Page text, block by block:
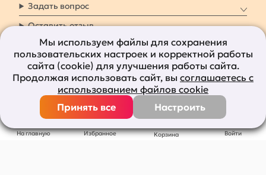
На главную Избранное Корзина Войти
Задать вопрос
Оставить отзыв
8 800 7009 161 Заказать звонок
Наши социальные
сети
Все права защищены © 2011-2026bolshepodarkov.ru
Мы используем файлы для сохранения
пользовательских настроек и корректной работы
сайта (cookie) для улучшения работы сайта.
Продолжая использовать сайт, вы соглашаетесь с
использованием файлов cookie
Принять все
Настроить